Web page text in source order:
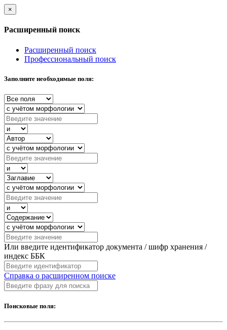
×
Расширенный поиск
Расширенный поиск
Профессиональный поиск
Заполните необходимые поля:
Или введите идентификатор документа / шифр хранения /
индекс ББК
Справка о расширенном поиске
Поисковые поля: